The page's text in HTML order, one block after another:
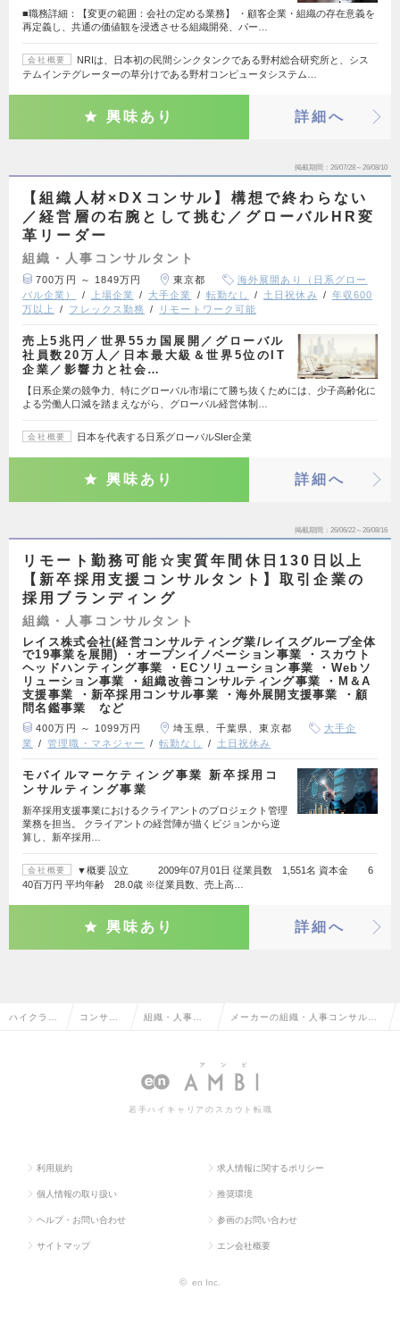
■職務詳細：【変更の範囲：会社の定める業務】 ・顧客企業・組織の存在意義を
再定義し、共通の価値観を浸透させる組織開発、パー…
会社概要
NRIは、日本初の民間シンクタンクである野村総合研究所と、シス
テムインテグレーターの草分けである野村コンピュータシステム…
興味あり 詳細へ
掲載期間 26/07/28～26/08/10
【組織人材×DXコンサル】構想で終わらない
／経営層の右腕として挑む／グローバルHR変
革リーダー
組織・人事コンサルタント
700万円 ～ 1849万円 東京都
海外展開あり（日系グロー
バル企業）
上場企業 大手企業 転勤なし 土日祝休み
年収600
万以上
フレックス勤務 リモートワーク可能
売上5兆円／世界55カ国展開／グローバル
社員数20万人／日本最大級＆世界5位のIT
企業／影響力と社会…
【日系企業の競争力、特にグローバル市場にて勝ち抜くためには、少子高齢化に
よる労働人口減を踏まえながら、グローバル経営体制…
会社概要 日本を代表する日系グローバルSIer企業
興味あり 詳細へ
掲載期間 26/06/22～26/08/16
リモート勤務可能☆実質年間休日130日以上
【新卒採用支援コンサルタント】取引企業の
採用ブランディング
組織・人事コンサルタント
レイス株式会社(経営コンサルティング業/レイスグループ全体
で19事業を展開) ・オープンイノベーション事業 ・スカウト
ヘッドハンティング事業 ・ECソリューション事業 ・Webソ
リューション事業 ・組織改善コンサルティング事業 ・M＆A
支援事業 ・新卒採用コンサル事業 ・海外展開支援事業 ・顧
問名鑑事業 など
400万円 ～ 1099万円 埼玉県、千葉県、東京都
大手企
業
管理職・マネジャー 転勤なし 土日祝休み
モバイルマーケティング事業 新卒採用コ
ンサルティング事業
新卒採用支援事業におけるクライアントのプロジェクト管理
業務を担当。 クライアントの経営陣が描くビジョンから逆
算し、新卒採用…
会社概要
▼概要 設立 2009年07月01日 従業員数 1,551名 資本金 6
40百万円 平均年齢 28.0歳 ※従業員数、売上高…
興味あり 詳細へ
ハイクラス コンサル 組織・人事コ メーカーの組織・人事コンサルタ
若手ハイキャリアのスカウト転職
利用規約 求人情報に関するポリシー
個人情報の取り扱い 推奨環境
ヘルプ・お問い合わせ 参画のお問い合わせ
サイトマップ エン会社概要
© en Inc.